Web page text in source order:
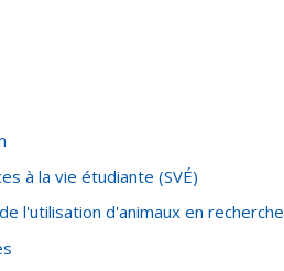
à la vie étudiante (SVÉ)
l'utilisation d'animaux en recherche